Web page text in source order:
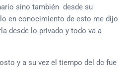
sino también desde su
en conocimiento de esto me dijo
desde lo privado y todo va a
y a su vez el tiempo del dc fue